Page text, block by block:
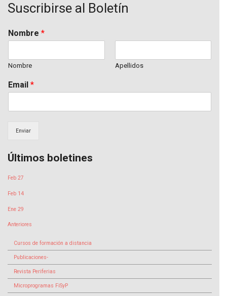
Suscribirse al Boletín
Nombre *
Nombre Apellidos
Email *
Enviar
Últimos boletines
Feb 27
Feb 14
Ene 29
Anteriores
Cursos de formación a distancia
Publicaciones-
Revista Periferias
Microprogramas FiSyP